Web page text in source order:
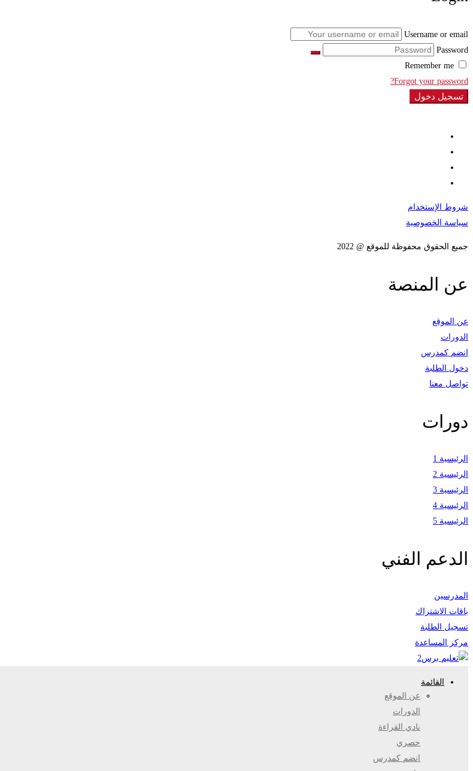
Username or email
Password
Forgot your password?
تسجيل دخول
شروط الإستخدام
سياسة الخصوصية
جميع الحقوق محفوظة للموقع @ 2022
عن المنصة
عن الموقع
الدورات
انضم كمدرس
دخول الطلبة
تواصل معنا
دورات
الرئيسية 1
الرئيسية 2
الرئيسية 3
الرئيسية 4
الرئيسية 5
الدعم الفني
المدرسين
باقات الاشتراك
تسجيل الطلبة
مركز المساعدة
القائمة
عن الموقع
الدورات
نادي القراءة
حصري
انضم كمدرس